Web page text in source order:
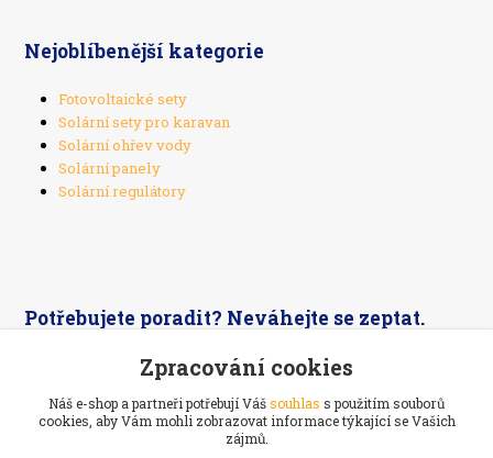
Nejoblíbenější kategorie
Fotovoltaické sety
Solární sety pro karavan
Solární ohřev vody
Solární panely
Solární regulátory
Potřebujete poradit? Neváhejte se zeptat.
+420 603 526 269
Zpracování cookies
Náš e-shop a partneři potřebují Vášsouhlas s použitím souborů
cookies, aby Vám mohli zobrazovat informace týkající se Vašich
zájmů.